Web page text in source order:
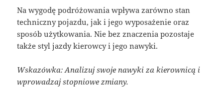
Na wygodę podróżowania wpływa zarówno stan
techniczny pojazdu, jak i jego wyposażenie oraz
sposób użytkowania. Nie bez znaczenia pozostaje
także styl jazdy kierowcy i jego nawyki.
Wskazówka: Analizuj swoje nawyki za kierownicą i
wprowadzaj stopniowe zmiany.